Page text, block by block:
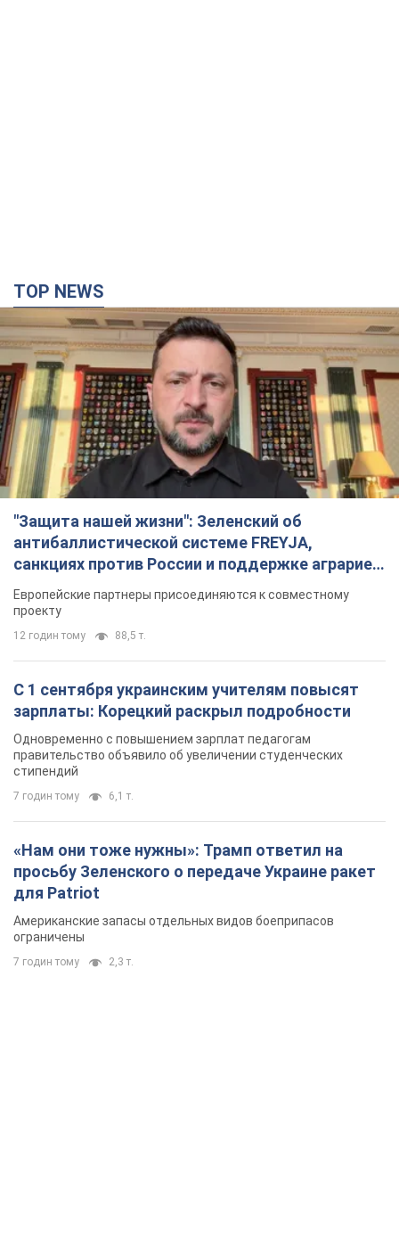
TOP NEWS
"Защита нашей жизни": Зеленский об
антибаллистической системе FREYJA,
санкциях против России и поддержке аграриев.
Видео
Европейские партнеры присоединяются к совместному
проекту
12 годин тому 88,5 т.
С 1 сентября украинским учителям повысят
зарплаты: Корецкий раскрыл подробности
Одновременно с повышением зарплат педагогам
правительство объявило об увеличении студенческих
стипендий
7 годин тому 6,1 т.
«Нам они тоже нужны»: Трамп ответил на
просьбу Зеленского о передаче Украине ракет
для Patriot
Американские запасы отдельных видов боеприпасов
ограничены
7 годин тому 2,3 т.